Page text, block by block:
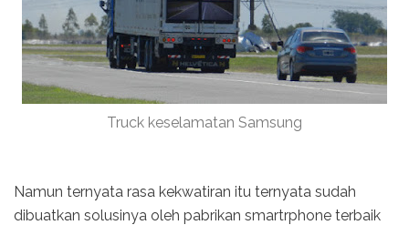
Truck keselamatan Samsung
Namun ternyata rasa kekwatiran itu ternyata sudah
dibuatkan solusinya oleh pabrikan smartrphone terbaik